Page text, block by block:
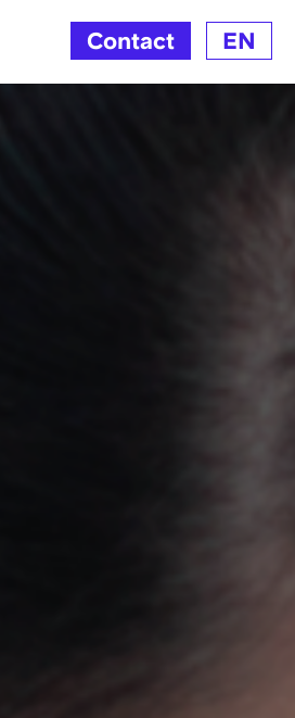
Contact EN